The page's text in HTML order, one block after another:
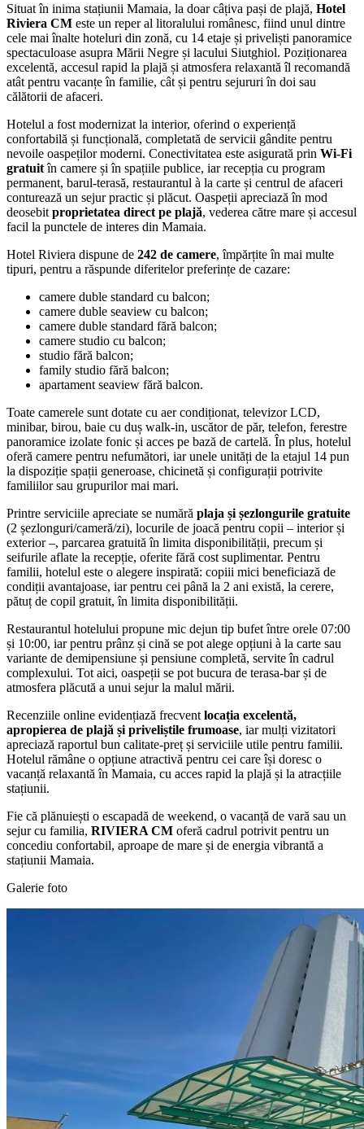
Situat în inima stațiunii Mamaia, la doar câțiva pași de plajă, Hotel
Riviera CM este un reper al litoralului românesc, fiind unul dintre
cele mai înalte hoteluri din zonă, cu 14 etaje și priveliști panoramice
spectaculoase asupra Mării Negre și lacului Siutghiol. Poziționarea
excelentă, accesul rapid la plajă și atmosfera relaxantă îl recomandă
atât pentru vacanțe în familie, cât și pentru sejururi în doi sau
călătorii de afaceri.
Hotelul a fost modernizat la interior, oferind o experiență
confortabilă și funcțională, completată de servicii gândite pentru
nevoile oaspeților moderni. Conectivitatea este asigurată prin Wi‑Fi
gratuitîn camere și în spațiile publice, iar recepția cu program
permanent, barul-terasă, restaurantul à la carte și centrul de afaceri
conturează un sejur practic și plăcut. Oaspeții apreciază în mod
deosebit proprietatea direct pe plajă, vederea către mare și accesul
facil la punctele de interes din Mamaia.
Hotel Riviera dispune de 242 de camere, împărțite în mai multe
tipuri, pentru a răspunde diferitelor preferințe de cazare:
camere duble standard cu balcon;
camere duble seaview cu balcon;
camere duble standard fără balcon;
camere studio cu balcon;
studio fără balcon;
family studio fără balcon;
apartament seaview fără balcon.
Toate camerele sunt dotate cu aer condiționat, televizor LCD,
minibar, birou, baie cu duș walk-in, uscător de păr, telefon, ferestre
panoramice izolate fonic și acces pe bază de cartelă. În plus, hotelul
oferă camere pentru nefumători, iar unele unități de la etajul 14 pun
la dispoziție spații generoase, chicinetă și configurații potrivite
familiilor sau grupurilor mai mari.
Printre serviciile apreciate se numără plaja și șezlongurile gratuite
(2 șezlonguri/cameră/zi), locurile de joacă pentru copii – interior și
exterior –, parcarea gratuită în limita disponibilității, precum și
seifurile aflate la recepție, oferite fără cost suplimentar. Pentru
familii, hotelul este o alegere inspirată: copiii mici beneficiază de
condiții avantajoase, iar pentru cei până la 2 ani există, la cerere,
pătuț de copil gratuit, în limita disponibilității.
Restaurantul hotelului propune mic dejun tip bufet între orele 07:00
și 10:00, iar pentru prânz și cină se pot alege opțiuni à la carte sau
variante de demipensiune și pensiune completă, servite în cadrul
complexului. Tot aici, oaspeții se pot bucura de terasa-bar și de
atmosfera plăcută a unui sejur la malul mării.
Recenziile online evidențiază frecvent locația excelentă,
apropierea de plajă și priveliștile frumoase, iar mulți vizitatori
apreciază raportul bun calitate-preț și serviciile utile pentru familii.
Hotelul rămâne o opțiune atractivă pentru cei care își doresc o
vacanță relaxantă în Mamaia, cu acces rapid la plajă și la atracțiile
stațiunii.
Fie că plănuiești o escapadă de weekend, o vacanță de vară sau un
sejur cu familia, RIVIERA CM oferă cadrul potrivit pentru un
concediu confortabil, aproape de mare și de energia vibrantă a
stațiunii Mamaia.
Galerie foto